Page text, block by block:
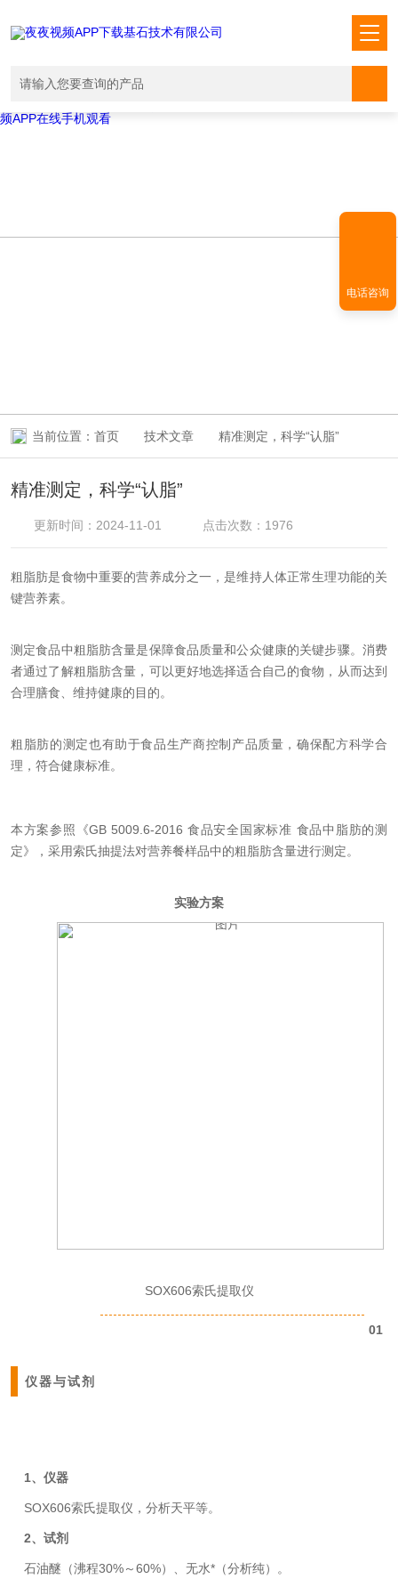
/www/wwwroot/T1.COM/func.phpon line
file_put_contents(./cachefile_yuan/shendoushi.net/cache/e2/aa9f8/
failed to open stream: No such file or directory in
/www/wwwroot/T1.COM/func.php
夜夜视频APP下载,夜夜爽视频APP看片,夜夜夜风流视频下载APP,夜夜视
频APP在线手机观看
当前位置： 首页 技术文章 精准测定，科学“认脂”
精准测定，科学“认脂”
更新时间：2024-11-01 点击次数：1976
粗脂肪是食物中重要的营养成分之一，是维持人体正常生理功能的关
键营养素。
测定食品中粗脂肪含量是保障食品质量和公众健康的关键步骤。消费
者通过了解粗脂肪含量，可以更好地选择适合自己的食物，从而达到
合理膳食、维持健康的目的。
粗脂肪的测定也有助于食品生产商控制产品质量，确保配方科学合
理，符合健康标准。
本方案参照《GB 5009.6-2016 食品安全国家标准 食品中脂肪的测
定》，采用索氏抽提法对营养餐样品中的粗脂肪含量进行测定。
实验方案
SOX606索氏提取仪
仪器与试剂
01
1、仪器
SOX606索氏提取仪，分析天平等。
2、试剂
石油醚（沸程30%～60%）、无水*（分析纯）。
电话咨询